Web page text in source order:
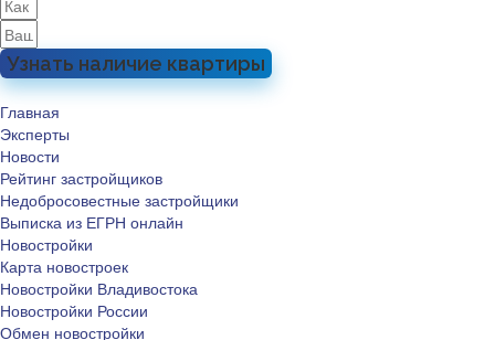
Узнать наличие квартиры
Главная
Эксперты
Новости
Рейтинг застройщиков
Недобросовестные застройщики
Выписка из ЕГРН онлайн
Новостройки
Карта новостроек
Новостройки Владивостока
Новостройки России
Обмен новостройки